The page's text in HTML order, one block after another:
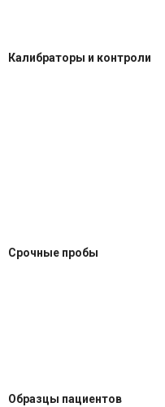
Калибраторы и контроли
Срочные пробы
Образцы пациентов